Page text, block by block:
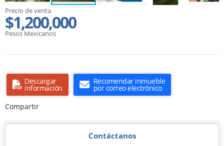
Precio de venta
$1,200,000
Pesos Mexicanos
Descargar
información
Recomendar inmueble
por correo electrónico
Compartir
Contáctanos